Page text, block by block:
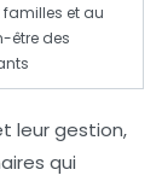
familles et au
être des
leur gestion,
qui